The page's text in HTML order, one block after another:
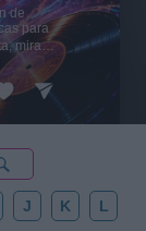
de
para
mira
J K L